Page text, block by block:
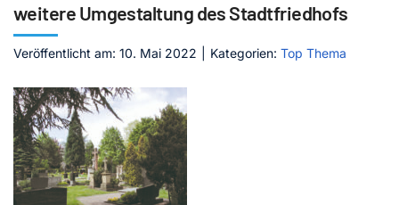
Jetzt abonnieren
Kontakt
weitere Umgestaltung des Stadtfriedhofs
Veröffentlicht am: 10. Mai 2022 Kategorien: Top Thema